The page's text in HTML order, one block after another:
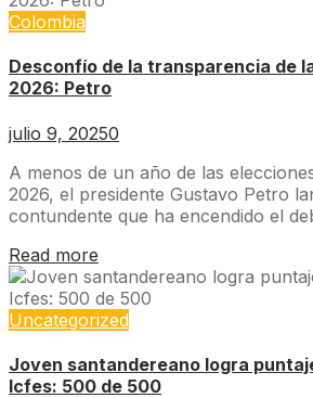
Colombia
Desconfío de la transparencia de
2026: Petro
julio 9, 20250
A menos de un año de las
2026, el presidente Gustavo Petro
contundente que ha encendido el
Read more
Uncategorized
Joven santandereano logra
Icfes: 500 de 500